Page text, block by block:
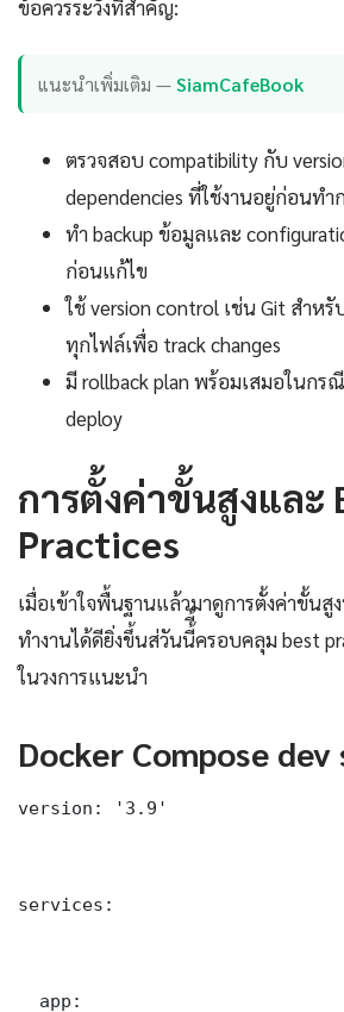
ข้อควรระวังที่สำคัญ:
แนะนำเพิ่มเติม —SiamCafeBook
ตรวจสอบ compatibility กับ
dependencies ที่ใช้งานอยู่ก่อนทำ
ทำ backup ข้อมูลและ
ก่อนแก้ไข
ใช้ version control เช่น Git สำห
ทุกไฟล์เพื่อ track changes
มี rollback plan พร้อมเสมอในก
deploy
การตั้งค่าขั้นสูงและ
Practices
เมื่อเข้าใจพื้นฐานแล้วมาดูการตั้งค่าขั้นสู
ทำงานได้ดียิ่งขึ้นส่วันนี้ี้ครอบคลุม best
ในวงการแนะนำ
Docker Compose dev
version: '3.9'
services:
  app: